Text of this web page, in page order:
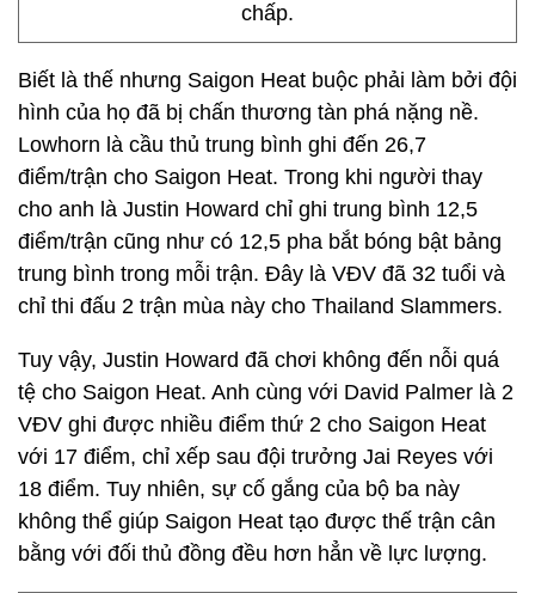
chấp.
Biết là thế nhưng Saigon Heat buộc phải làm bởi đội
hình của họ đã bị chấn thương tàn phá nặng nề.
Lowhorn là cầu thủ trung bình ghi đến 26,7
điểm/trận cho Saigon Heat. Trong khi người thay
cho anh là Justin Howard chỉ ghi trung bình 12,5
điểm/trận cũng như có 12,5 pha bắt bóng bật bảng
trung bình trong mỗi trận. Đây là VĐV đã 32 tuổi và
chỉ thi đấu 2 trận mùa này cho Thailand Slammers.
Tuy vậy, Justin Howard đã chơi không đến nỗi quá
tệ cho Saigon Heat. Anh cùng với David Palmer là 2
VĐV ghi được nhiều điểm thứ 2 cho Saigon Heat
với 17 điểm, chỉ xếp sau đội trưởng Jai Reyes với
18 điểm. Tuy nhiên, sự cố gắng của bộ ba này
không thể giúp Saigon Heat tạo được thế trận cân
bằng với đối thủ đồng đều hơn hẳn về lực lượng.